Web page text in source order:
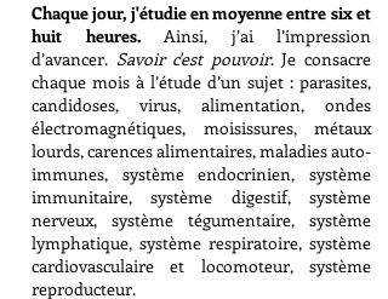
Chaque jour, j'étudie en moyenne entre six et
huit heures.Ainsi, j’ai l’impression
d’avancer. Savoir c'est pouvoir. Je consacre
chaque mois à l’étude d’un sujet : parasites,
candidoses, virus, alimentation, ondes
électromagnétiques, moisissures, métaux
lourds, carences alimentaires, maladies auto-
immunes, système endocrinien, système
immunitaire, système digestif, système
nerveux, système tégumentaire, système
lymphatique, système respiratoire, système
cardiovasculaire et locomoteur, système
reproducteur.